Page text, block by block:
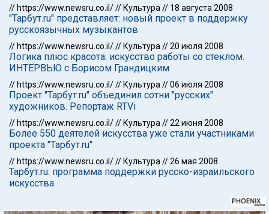
// https://www.newsru.co.il/// Культура // 18 августа 2008
"Тарбут.ru" представляет: новый проект в поддержку
русскоязычных музыкантов
// https://www.newsru.co.il/// Культура //20 июля 2008
Логика плюс красота: искусство работы со стеклом.
ИНТЕРВЬЮ с Борисом Грандицким
// https://www.newsru.co.il/// Культура //06 июля 2008
Проект "Тарбут.ru" объединил сотни "русских"
художников. Репортаж RTVi
// https://www.newsru.co.il/// Культура //22 июня 2008
Более 550 деятелей искусства уже стали участниками
проекта "Тарбут.ru"
// https://www.newsru.co.il/// Культура //26 мая 2008
Тарбут.ru: программа поддержки русско-израильского
искусства